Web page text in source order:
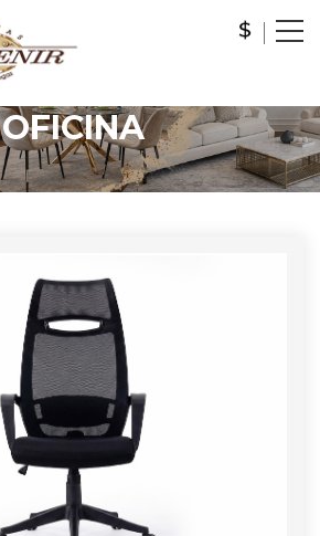
OFICINA